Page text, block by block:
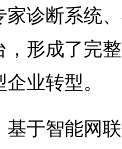
家诊断系统
，形成了完
业转型。
智能网联